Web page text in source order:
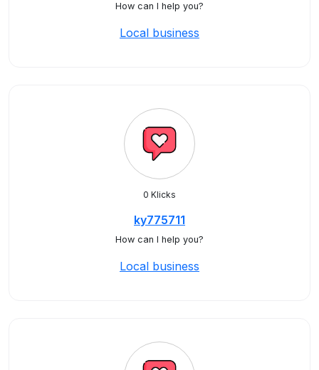
How can I help you?
Local business
0 Klicks
ky775711
How can I help you?
Local business